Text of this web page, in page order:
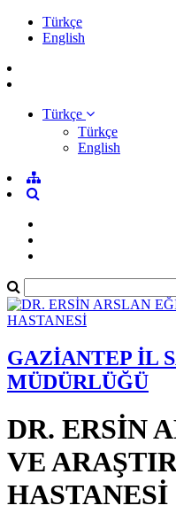
Türkçe
English
Türkçe
Türkçe
English
GAZİANTEP İL
MÜDÜRLÜĞÜ
DR. ERSİN
VE
HASTANESİ